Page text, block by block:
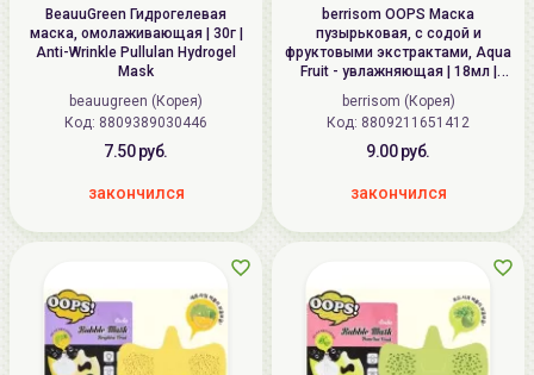
BeauuGreen Гидрогелевая
маска, омолаживающая | 30г |
Anti-Wrinkle Pullulan Hydrogel
Mask
beauugreen (Корея)
Код: 8809389030446
7.50 руб.
закончился
berrisom OOPS Маска
пузырьковая, с содой и
фруктовыми экстрактами, Aqua
Fruit - увлажняющая | 18мл |
OOPS Soda Bubble Mask, Aqua
Fruit
berrisom (Корея)
Код: 8809211651412
9.00 руб.
закончился